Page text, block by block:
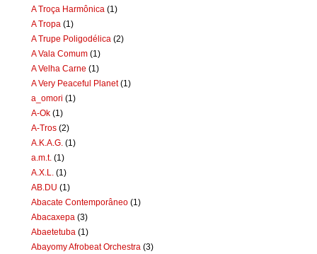
A Troça Harmônica (1)
A Tropa (1)
A Trupe Poligodélica (2)
A Vala Comum (1)
A Velha Carne (1)
A Very Peaceful Planet (1)
a_omori (1)
A-Ok (1)
A-Tros (2)
A.K.A.G. (1)
a.m.t. (1)
A.X.L.
(1)
AB.DU (1)
Abacate Contemporâneo (1)
Abacaxepa (3)
Abaetetuba (1)
Abayomy Afrobeat Orchestra (3)